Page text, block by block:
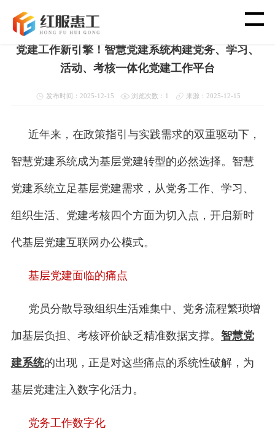
首 页
智 慧 工 会
党 建 功 能
渠 道 合 作
新 闻 资 讯
关 于 我 们
首页>新闻资讯>党建新闻动态
党建工作新引擎！智慧党建系统构建党务、学习、
活动、考核一体化党建工作平台
发布时间：2025-12-15 浏览次数：1 来源：2025-12-15
近年来，在政策指引与实践需求的双重驱动下，
智慧党建系统成为基层党建转型的必然选择。智慧
党建系统立足基层党建需求，从党务工作、学习、
组织生活、党建考核四个方面为切入点，开启新时
代基层党建互联网办公模式。
基层党建面临的痛点
党员分散导致组织生活难集中、党务流程繁琐增
加基层负担、考核评价缺乏精准数据支撑。 智慧党
建系统的出现，正是对这些痛点的系统性破解，为
基层党建注入数字化活力。
党务工作数字化